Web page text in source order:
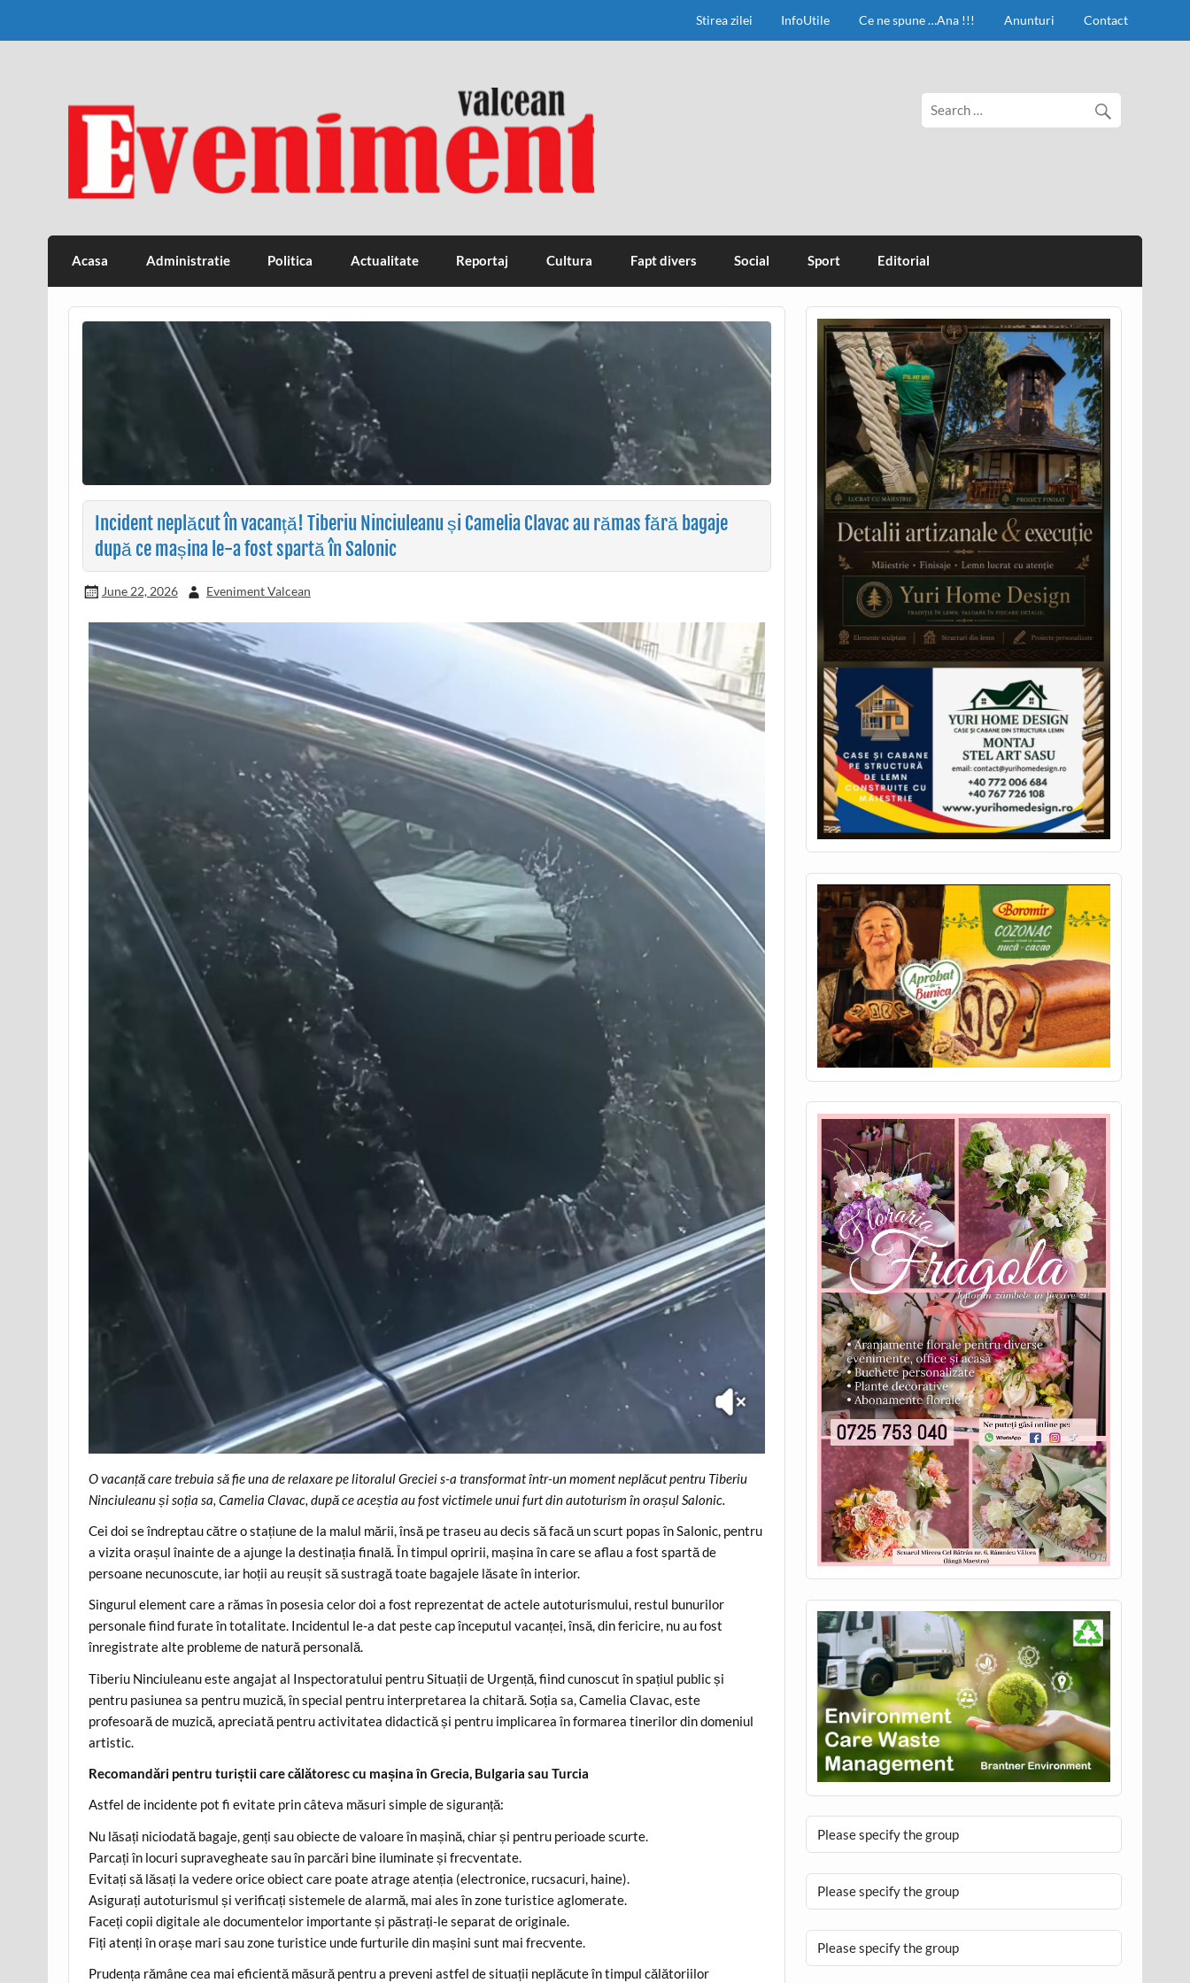
Stirea zilei InfoUtile Ce ne spune …Ana !!! Anunturi Contact
Eveniment Valcean
Acasa Administratie Politica Actualitate Reportaj Cultura Fapt divers Social Sport Editorial
Incident neplăcut în vacanță! Tiberiu Ninciuleanu și Camelia Clavac au rămas fără bagaje
după ce mașina le-a fost spartă în Salonic
June 22, 2026 Eveniment Valcean
O vacanță care trebuia să fie una de relaxare pe litoralul Greciei s-a transformat într-un moment neplăcut pentru Tiberiu
Ninciuleanu și soția sa, Camelia Clavac, după ce aceștia au fost victimele unui furt din autoturism în orașul Salonic.
Cei doi se îndreptau către o stațiune de la malul mării, însă pe traseu au decis să facă un scurt popas în Salonic, pentru
a vizita orașul înainte de a ajunge la destinația finală. În timpul opririi, mașina în care se aflau a fost spartă de
persoane necunoscute, iar hoții au reușit să sustragă toate bagajele lăsate în interior.
Singurul element care a rămas în posesia celor doi a fost reprezentat de actele autoturismului, restul bunurilor
personale fiind furate în totalitate. Incidentul le-a dat peste cap începutul vacanței, însă, din fericire, nu au fost
înregistrate alte probleme de natură personală.
Tiberiu Ninciuleanu este angajat al Inspectoratului pentru Situații de Urgență, fiind cunoscut în spațiul public și
pentru pasiunea sa pentru muzică, în special pentru interpretarea la chitară. Soția sa, Camelia Clavac, este
profesoară de muzică, apreciată pentru activitatea didactică și pentru implicarea în formarea tinerilor din domeniul
artistic.
Recomandări pentru turiștii care călătoresc cu mașina în Grecia, Bulgaria sau Turcia
Astfel de incidente pot fi evitate prin câteva măsuri simple de siguranță:
Nu lăsați niciodată bagaje, genți sau obiecte de valoare în mașină, chiar și pentru perioade scurte.
Parcați în locuri supravegheate sau în parcări bine iluminate și frecventate.
Evitați să lăsați la vedere orice obiect care poate atrage atenția (electronice, rucsacuri, haine).
Asigurați autoturismul și verificați sistemele de alarmă, mai ales în zone turistice aglomerate.
Faceți copii digitale ale documentelor importante și păstrați-le separat de originale.
Fiți atenți în orașe mari sau zone turistice unde furturile din mașini sunt mai frecvente.
Prudența rămâne cea mai eficientă măsură pentru a preveni astfel de situații neplăcute în timpul călătoriilor
Please specify the group
Please specify the group
Please specify the group